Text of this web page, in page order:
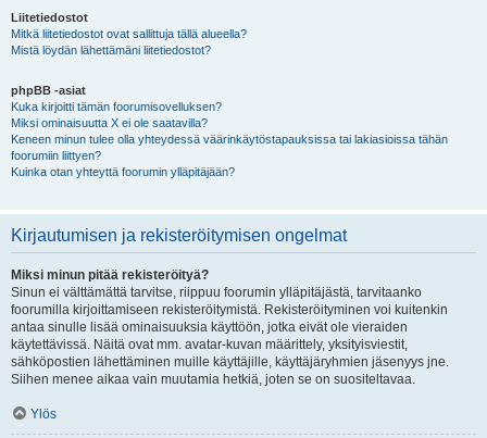
Liitetiedostot
Mitkä liitetiedostot ovat sallittuja tällä alueella?
Mistä löydän lähettämäni liitetiedostot?
phpBB -asiat
Kuka kirjoitti tämän foorumisovelluksen?
Miksi ominaisuutta X ei ole saatavilla?
Keneen minun tulee olla yhteydessä väärinkäytöstapauksissa tai lakiasioissa tähän
foorumiin liittyen?
Kuinka otan yhteyttä foorumin ylläpitäjään?
Kirjautumisen ja rekisteröitymisen ongelmat
Miksi minun pitää rekisteröityä?
Sinun ei välttämättä tarvitse, riippuu foorumin ylläpitäjästä, tarvitaanko
foorumilla kirjoittamiseen rekisteröitymistä. Rekisteröityminen voi kuitenkin
antaa sinulle lisää ominaisuuksia käyttöön, jotka eivät ole vieraiden
käytettävissä. Näitä ovat mm. avatar-kuvan määrittely, yksityisviestit,
sähköpostien lähettäminen muille käyttäjille, käyttäjäryhmien jäsenyys jne.
Siihen menee aikaa vain muutamia hetkiä, joten se on suositeltavaa.
Ylös